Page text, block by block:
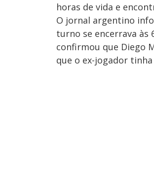
horas de vida e
O jornal argentino
turno se encerrava às
confirmou que Diego
que o ex-jogador